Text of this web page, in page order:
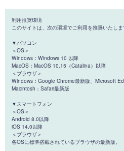
利用推奨環境
このサイトは、次の環境でご利用を推奨いたしま
▼パソコン
＜OS＞
Windows：Windows 10 以降
MacOS：MacOS 10.15（Catalina）以降
＜ブラウザ＞
Windows：Google Chrome最新版、Microsoft
Macintosh：Safari最新版
▼スマートフォン
＜OS＞
Android 8.0以降
iOS 14.0以降
＜ブラウザ＞
各OSに標準搭載されているブラウザの最新版。